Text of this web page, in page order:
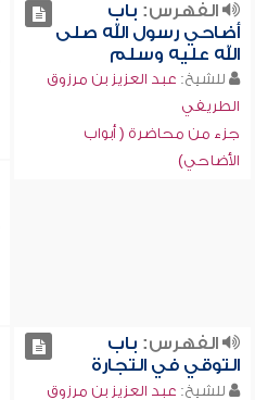
الفهرس: باب
أضاحي رسول الله صلى
الله عليه وسلم
للشيخ: عبد العزيز بن مرزوق
الطريفي
جزء من محاضرة ( أبواب
الأضاحي)
الفهرس: باب
التوقي في التجارة
للشيخ: عبد العزيز بن مرزوق